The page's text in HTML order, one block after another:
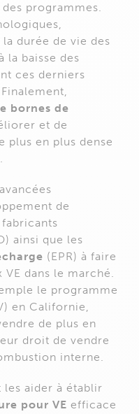
programmes.
durée de vie des
la baisse des
ces derniers
bornes de
et de
plus en plus dense
de
ainsi que les
(EPR) à faire
VE dans le marché.
le programme
en Californie,
de plus en
droit de vendre
interne.
les aider à établir
pour VE efficace